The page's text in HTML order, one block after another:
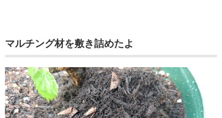
マルチング材を敷き詰めたよ